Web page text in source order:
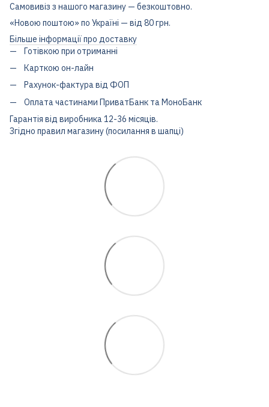
Самовивіз з нашого магазину — безкоштовно.
«Новою поштою» по Україні — від 80 грн.
Більше інформації про доставку
Готівкою при отриманні
Карткою он-лайн
Рахунок-фактура від ФОП
Оплата частинами ПриватБанк та МоноБанк
Гарантія від виробника 12-36 місяців.
Згідно правил магазину (посилання в шапці)